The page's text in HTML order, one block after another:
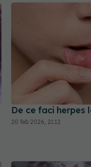
De ce faci herpes
20 feb 2026, 21:12